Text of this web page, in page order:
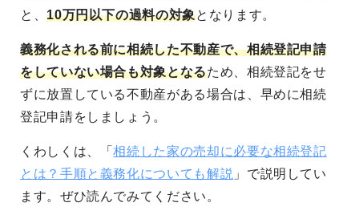
と、10万円以下の過料の対象となります。
義務化される前に相続した不動産で、相続登記申請
をしていない場合も対象となるため、相続登記をせ
ずに放置している不動産がある場合は、早めに相続
登記申請をしましょう。
くわしくは、「相続した家の売却に必要な相続登記
とは？手順と義務化についても解説 」で説明してい
ます。ぜひ読んでみてください。